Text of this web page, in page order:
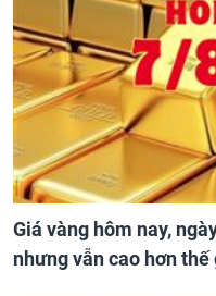
Giá vàng hôm nay,
nhưng vẫn cao hơn